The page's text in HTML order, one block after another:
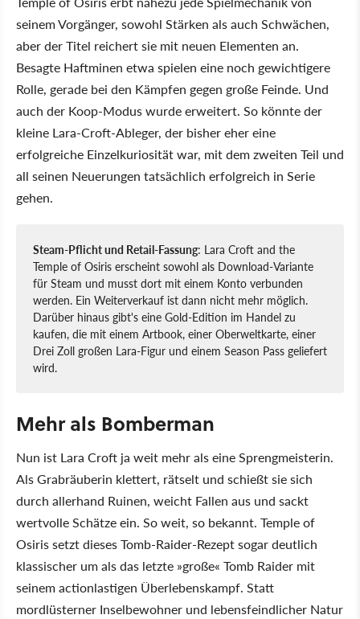
seinem Vorgänger, sowohl Stärken als auch Schwächen,
aber der Titel reichert sie mit neuen Elementen an.
Besagte Haftminen etwa spielen eine noch gewichtigere
Rolle, gerade bei den Kämpfen gegen große Feinde. Und
auch der Koop-Modus wurde erweitert. So könnte der
kleine Lara-Croft-Ableger, der bisher eher eine
erfolgreiche Einzelkuriosität war, mit dem zweiten Teil und
all seinen Neuerungen tatsächlich erfolgreich in Serie
gehen.
Steam-Pflicht und Retail-Fassung: Lara Croft and the
Temple of Osiris erscheint sowohl als Download-Variante
für Steam und musst dort mit einem Konto verbunden
werden. Ein Weiterverkauf ist dann nicht mehr möglich.
Darüber hinaus gibt's eine Gold-Edition im Handel zu
kaufen, die mit einem Artbook, einer Oberweltkarte, einer
Drei Zoll großen Lara-Figur und einem Season Pass geliefert
wird.
Mehr als Bomberman
Nun ist Lara Croft ja weit mehr als eine Sprengmeisterin.
Als Grabräuberin klettert, rätselt und schießt sie sich
durch allerhand Ruinen, weicht Fallen aus und sackt
wertvolle Schätze ein. So weit, so bekannt. Temple of
Osiris setzt dieses Tomb-Raider-Rezept sogar deutlich
klassischer um als das letzte »große« Tomb Raider mit
seinem actionlastigen Überlebenskampf. Statt
mordlüsterner Inselbewohner und lebensfeindlicher Natur